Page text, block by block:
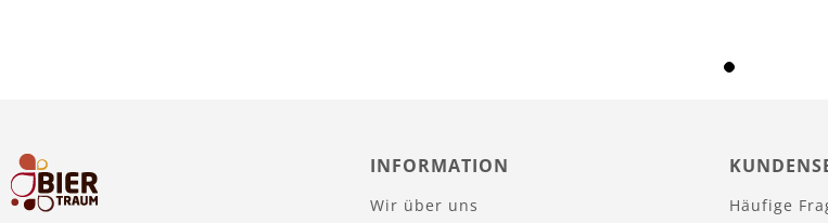
INFORMATION
Wir über uns
Häufige